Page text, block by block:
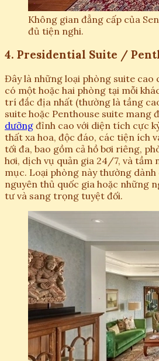
Không gian đẳng cấp của
đủ tiện nghi.
4. Presidential Suite /
Đây là những loại phòng suite cao
có một hoặc hai phòng tại mỗi
trí đắc địa nhất (thường là tầng
suite hoặc Penthouse suite mang
dưỡng đỉnh cao với diện tích cực
thất xa hoa, độc đáo, các tiện ích
tối đa, bao gồm cả hồ bơi riêng,
hơi, dịch vụ quản gia 24/7, và tầm
mục. Loại phòng này thường dành
nguyên thủ quốc gia hoặc những
tư và sang trọng tuyệt đối.